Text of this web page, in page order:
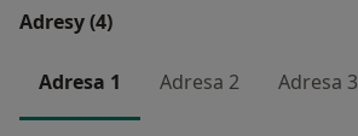
Adresy (4)
Adresa 1 Adresa 2 Adresa 3